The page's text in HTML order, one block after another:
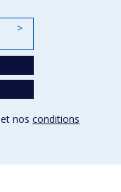
>
et nos conditions